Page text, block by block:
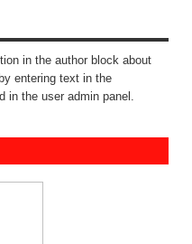
in the author block about
entering text in the
in the user admin panel.